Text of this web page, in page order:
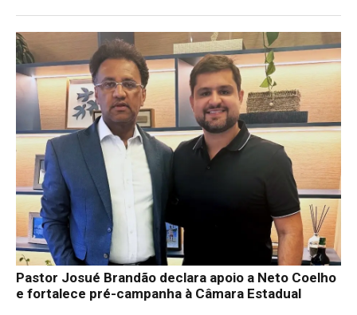
Pastor Josué Brandão declara apoio a Neto Coelho
e fortalece pré-campanha à Câmara Estadual